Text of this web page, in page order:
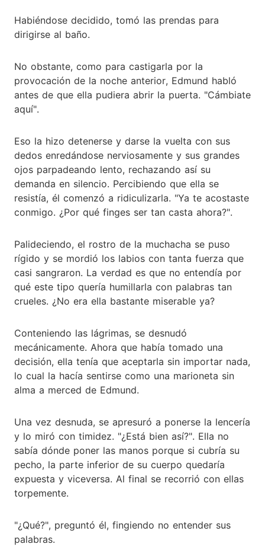
Habiéndose decidido, tomó las prendas para
dirigirse al baño.
No obstante, como para castigarla por la
provocación de la noche anterior, Edmund habló
antes de que ella pudiera abrir la puerta. "Cámbiate
aquí".
Eso la hizo detenerse y darse la vuelta con sus
dedos enredándose nerviosamente y sus grandes
ojos parpadeando lento, rechazando así su
demanda en silencio. Percibiendo que ella se
resistía, él comenzó a ridiculizarla. "Ya te acostaste
conmigo. ¿Por qué finges ser tan casta ahora?".
Palideciendo, el rostro de la muchacha se puso
rígido y se mordió los labios con tanta fuerza que
casi sangraron. La verdad es que no entendía por
qué este tipo quería humillarla con palabras tan
crueles. ¿No era ella bastante miserable ya?
Conteniendo las lágrimas, se desnudó
mecánicamente. Ahora que había tomado una
decisión, ella tenía que aceptarla sin importar nada,
lo cual la hacía sentirse como una marioneta sin
alma a merced de Edmund.
Una vez desnuda, se apresuró a ponerse la lencería
y lo miró con timidez. "¿Está bien así?". Ella no
sabía dónde poner las manos porque si cubría su
pecho, la parte inferior de su cuerpo quedaría
expuesta y viceversa. Al final se recorrió con ellas
torpemente.
"¿Qué?", preguntó él, fingiendo no entender sus
palabras.